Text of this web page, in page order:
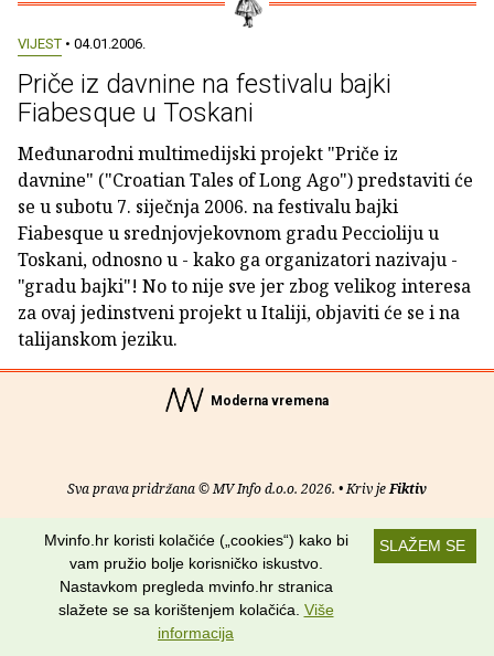
VIJEST • 04.01.2006.
Priče iz davnine na festivalu bajki
Fiabesque u Toskani
Međunarodni multimedijski projekt "Priče iz
davnine" ("Croatian Tales of Long Ago") predstaviti će
se u subotu 7. siječnja 2006. na festivalu bajki
Fiabesque u srednjovjekovnom gradu Peccioliju u
Toskani, odnosno u - kako ga organizatori nazivaju -
"gradu bajki"! No to nije sve jer zbog velikog interesa
za ovaj jedinstveni projekt u Italiji, objaviti će se i na
talijanskom jeziku.
Moderna vremena
Sva prava pridržana © MV Info d.o.o. 2026. • Kriv jeFiktiv
O nama • Pomoć• Uvjeti korištenja• RSS kanali
Potraži nas na:
SLAŽEM SE
Mvinfo.hr koristi kolačiće („cookies“) kako bi
vam pružio bolje korisničko iskustvo.
Nastavkom pregleda mvinfo.hr stranica
slažete se sa korištenjem kolačića. Više
informacija